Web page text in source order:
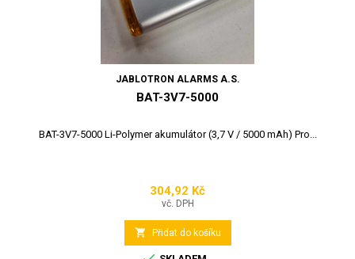
JABLOTRON ALARMS A.S.
BAT-3V7-5000
BAT-3V7-5000 Li-Polymer akumulátor (3,7 V / 5000 mAh) Pro...
Cena
304,92 Kč
vč. DPH
 Přidat do košíku